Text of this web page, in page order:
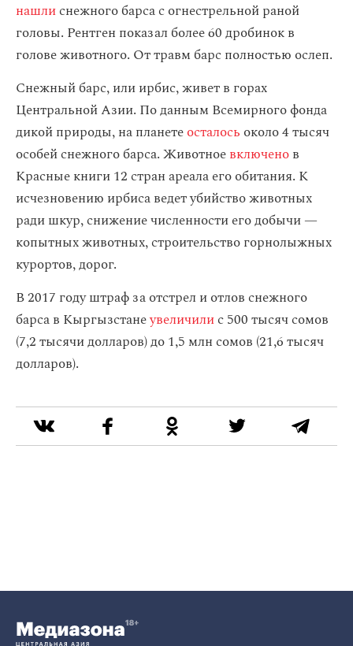
нашлиснежного барса с огнестрельной раной
головы. Рентген показал более 60 дробинок в
голове животного. От травм барс полностью ослеп.
Снежный барс, или ирбис, живет в горах
Центральной Азии. По данным Всемирного фонда
дикой природы, на планетеосталось около 4 тысяч
особей снежного барса. Животноевключенов
Красные книги 12 стран ареала его обитания. К
исчезновению ирбиса ведет убийство животных
ради шкур, снижение численности его добычи —
копытных животных, строительство горнолыжных
курортов, дорог.
В 2017 году штраф за отстрел и отлов снежного
барса в Кыргызстанеувеличилис 500 тысяч сомов
(7,2 тысячи долларов) до 1,5 млн сомов (21,6 тысяч
долларов).